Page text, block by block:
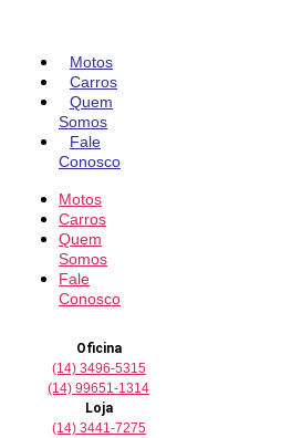
conteúdo
Motos
Carros
Quem
Somos
Fale
Conosco
Motos
Carros
Quem
Somos
Fale
Conosco
Oficina
(14) 3496-5315
(14) 99651-1314
Loja
(14) 3441-7275